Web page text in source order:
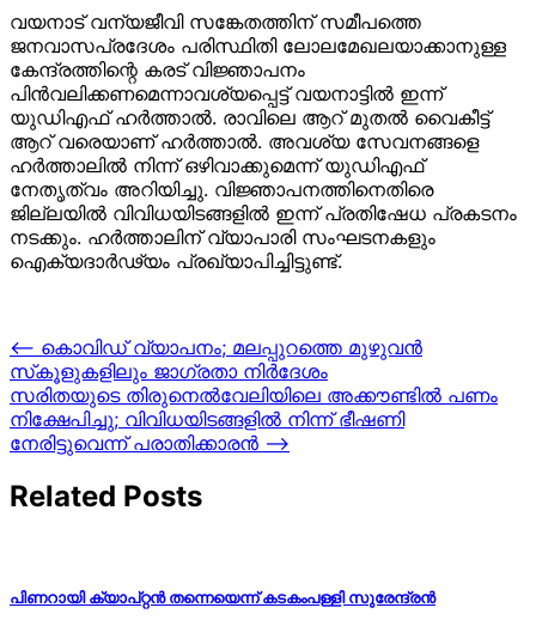
വയനാട് വന്യജീവി സങ്കേതത്തിന് സമീപത്തെ
ജനവാസപ്രദേശം പരിസ്ഥിതി ലോലമേഖലയാക്കാനുള്ള
കേന്ദ്രത്തിന്റെ കരട് വിജ്ഞാപനം
പിന്‍വലിക്കണമെന്നാവശ്യപ്പെട്ട് വയനാട്ടില്‍ ഇന്ന്
യുഡിഎഫ് ഹര്‍ത്താല്‍. രാവിലെ ആറ് മുതല്‍ വൈകീട്ട്
ആറ് വരെയാണ് ഹര്‍ത്താല്‍. അവശ്യ സേവനങ്ങളെ
ഹര്‍ത്താലില്‍ നിന്ന് ഒഴിവാക്കുമെന്ന് യുഡിഎഫ്
നേതൃത്വം അറിയിച്ചു. വിജ്ഞാപനത്തിനെതിരെ
ജില്ലയില്‍ വിവിധയിടങ്ങളില്‍ ഇന്ന് പ്രതിഷേധ പ്രകടനം
നടക്കും. ഹര്‍ത്താലിന് വ്യാപാരി സംഘടനകളും
ഐക്യദാര്‍ഢ്യം പ്രഖ്യാപിച്ചിട്ടുണ്ട്.
Post
navigation
⟵ കൊവിഡ് വ്യാപനം; മലപ്പുറത്തെ മുഴുവൻ
സ്‌കൂളുകളിലും ജാഗ്രതാ നിർദേശം
സരിതയുടെ തിരുനെൽവേലിയിലെ അക്കൗണ്ടിൽ പണം
നിക്ഷേപിച്ചു; വിവിധയിടങ്ങളിൽ നിന്ന് ഭീഷണി
നേരിട്ടുവെന്ന് പരാതിക്കാരൻ ⟶
Related Posts
പിണറായി ക്യാപ്റ്റൻ തന്നെയെന്ന് കടകംപള്ളി സുരേന്ദ്രൻ